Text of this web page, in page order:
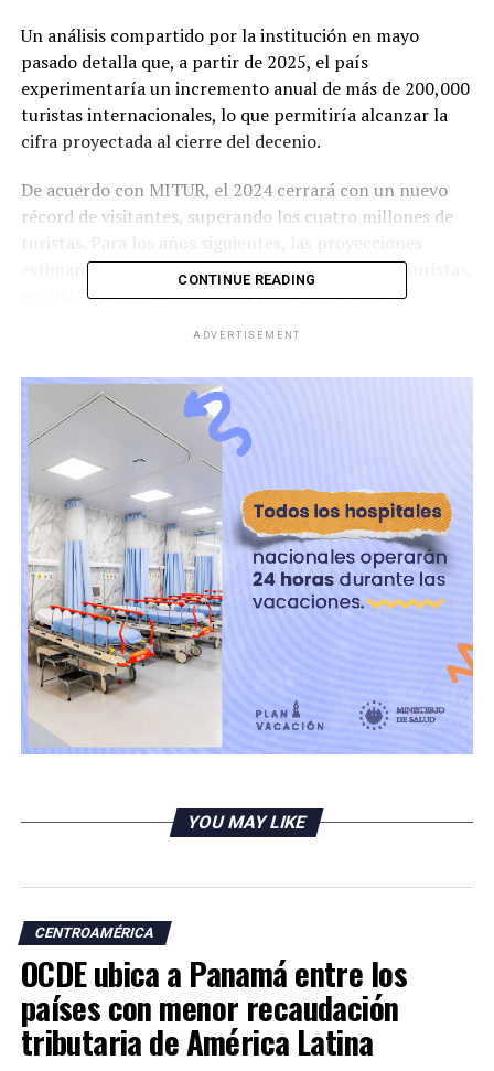
Un análisis compartido por la institución en mayo
pasado detalla que, a partir de 2025, el país
experimentaría un incremento anual de más de 200,000
turistas internacionales, lo que permitiría alcanzar la
cifra proyectada al cierre del decenio.
De acuerdo con MITUR, el 2024 cerrará con un nuevo
récord de visitantes, superando los cuatro millones de
estiman que en 2026 ingresarán 4.2 millones de turistas,
en 2027 serán 4.4 millones, y para 2028 la cifra
En total, entre 2025 y 2030, las autoridades proyectan
que El Salvador recibirá aproximadamente 27 millones
de turistasprocedentes de distintas partes del mundo,
consolidando al país como un destino emergente en la
región.
RELATED TOPICS:
UP NEXT
Panamá y Brasil refuerzan lazos logísticos y
comerciales en Cumbre del Mercosur
DON'T MISS
Aprueban nueva prórroga del Régimen de Excepción en
El Salvador
CONTINUE READING
ADVERTISEMENT
YOU MAY LIKE
CENTROAMÉRICA
OCDE ubica a Panamá entre los
países con menor recaudación
tributaria de América Latina